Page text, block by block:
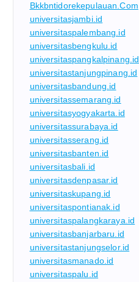
Bkkbntidorekepulauan.com
universitasjambi.id
universitaspalembang.id
universitasbengkulu.id
universitaspangkalpinang.id
universitastanjungpinang.id
universitasbandung.id
universitassemarang.id
universitasyogyakarta.id
universitassurabaya.id
universitasserang.id
universitasbanten.id
universitasbali.id
universitasdenpasar.id
universitaskupang.id
universitaspontianak.id
universitaspalangkaraya.id
universitasbanjarbaru.id
universitastanjungselor.id
universitasmanado.id
universitaspalu.id